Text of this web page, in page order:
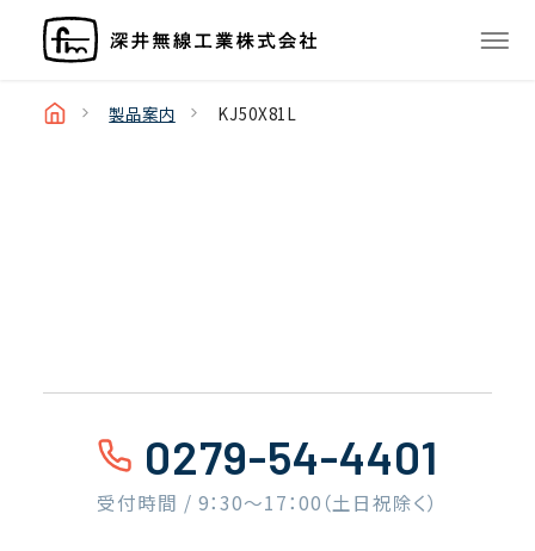
製品案内 KJ50X81L
0279-54-4401
受付時間 / 9：30〜17：00（土日祝除く）